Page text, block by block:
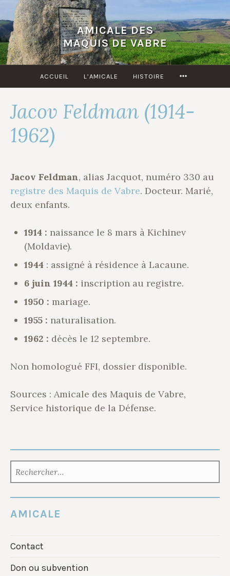
Accéder
au
contenu
principal
AMICALE DES
MAQUIS DE VABRE
ACCUEIL L’AMICALE HISTOIRE
Jacov Feldman (1914-
1962)
Jacov Feldman, alias Jacquot, numéro 330 au
registre des Maquis de Vabre. Docteur. Marié,
deux enfants.
1914 : naissance le 8 mars à Kichinev
(Moldavie).
1944 : assigné à résidence à Lacaune.
6 juin 1944 : inscription au registre.
1950 : mariage.
1955 : naturalisation.
1962 : décès le 12 septembre.
Non homologué FFI, dossier disponible.
Sources : Amicale des Maquis de Vabre,
Service historique de la Défense.
AMICALE
Contact
Don ou subvention